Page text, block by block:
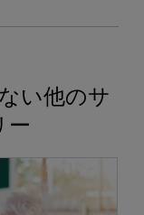
い他のサ
ー